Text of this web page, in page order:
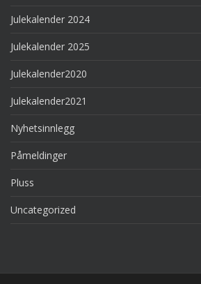
Julekalender 2024
Julekalender 2025
Julekalender2020
Julekalender2021
Nyhetsinnlegg
Påmeldinger
Pluss
Uncategorized